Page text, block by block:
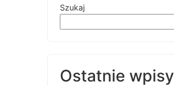
Szukaj
Ostatnie wpisy